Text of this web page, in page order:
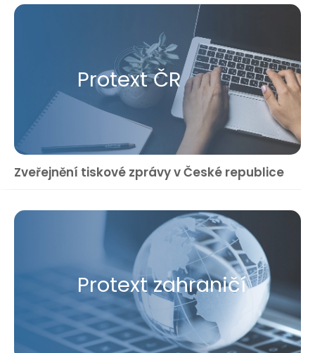
Protext ČR
Zveřejnění tiskové zprávy v České republice
Protext zahraničí